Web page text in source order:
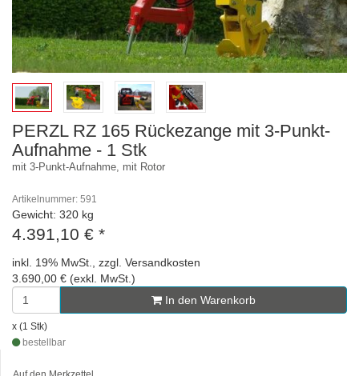
PERZL RZ 165 Rückezange mit 3-Punkt-
Aufnahme - 1 Stk
mit 3-Punkt-Aufnahme, mit Rotor
Artikelnummer: 591
Gewicht: 320 kg
4.391,10 € *
inkl. 19% MwSt., zzgl. Versandkosten
3.690,00 € (exkl. MwSt.)
In den Warenkorb
x (1 Stk)
bestellbar